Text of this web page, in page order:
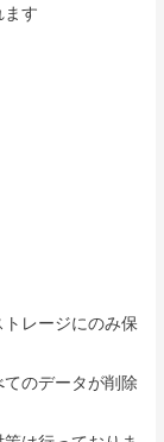
ます
レージにのみ保
のデータが削除